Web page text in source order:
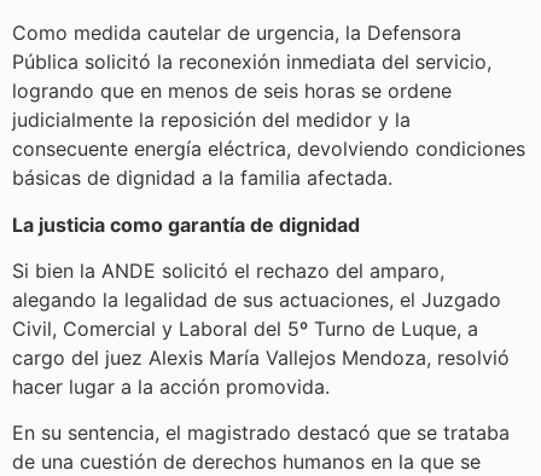
Como medida cautelar de urgencia, la Defensora
Pública solicitó la reconexión inmediata del servicio,
logrando que en menos de seis horas se ordene
judicialmente la reposición del medidor y la
consecuente energía eléctrica, devolviendo condiciones
básicas de dignidad a la familia afectada.
La justicia como garantía de dignidad
Si bien la ANDE solicitó el rechazo del amparo,
alegando la legalidad de sus actuaciones, el Juzgado
Civil, Comercial y Laboral del 5º Turno de Luque, a
cargo del juez Alexis María Vallejos Mendoza, resolvió
hacer lugar a la acción promovida.
En su sentencia, el magistrado destacó que se trataba
de una cuestión de derechos humanos en la que se